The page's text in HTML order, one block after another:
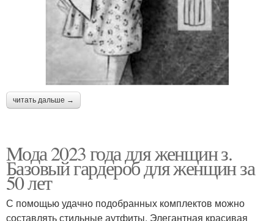
читать дальше →
Mода 2023 года для женщин з.
Базовый гардероб для женщин за
50 лет
С помощью удачно подобранных комплектов можно
составлять стильные аутфиты. Элегантная красивая